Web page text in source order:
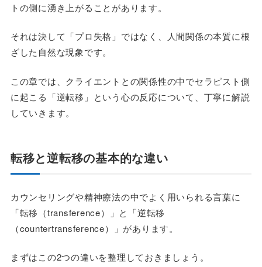
トの側に湧き上がることがあります。
それは決して「プロ失格」ではなく、人間関係の本質に根
ざした自然な現象です。
この章では、クライエントとの関係性の中でセラピスト側
に起こる「逆転移」という心の反応について、丁寧に解説
していきます。
転移と逆転移の基本的な違い
カウンセリングや精神療法の中でよく用いられる言葉に
「転移（transference）」と「逆転移
（countertransference）」があります。
まずはこの2つの違いを整理しておきましょう。